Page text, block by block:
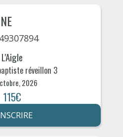
L'Aigle
réveillon 3
2026
115€